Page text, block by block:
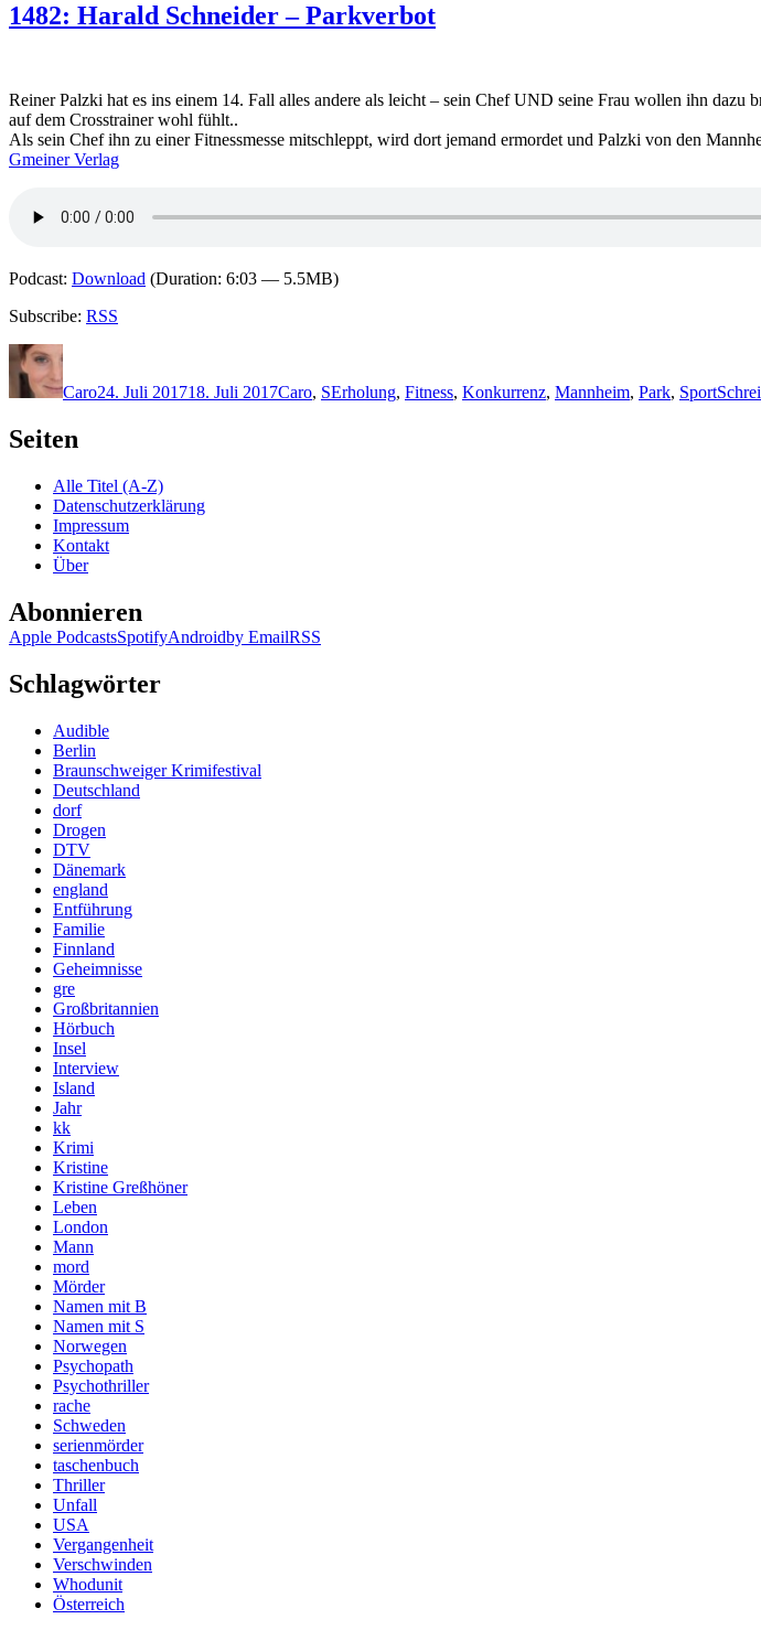
1482: Harald Schneider – Parkverbot
Reiner Palzki hat es ins einem 14. Fall alles andere als leicht – sein Chef UND seine Frau wollen ihn
auf dem Crosstrainer wohl fühlt..
Als sein Chef ihn zu einer Fitnessmesse mitschleppt, wird dort jemand ermordet und Palzki von den
Gmeiner Verlag
Podcast: Download (Duration: 6:03 — 5.5MB)
Subscribe: RSS
Autor
Caro24. Juli 201718. Juli 2017Caro, SErholung, Fitness, Konkurrenz, Mannheim, Park, Sport
Seiten
Alle Titel (A-Z)
Datenschutzerklärung
Impressum
Kontakt
Über
Abonnieren
Apple PodcastsSpotifyAndroidby EmailRSS
Schlagwörter
Audible
Berlin
Braunschweiger Krimifestival
Deutschland
dorf
Drogen
DTV
Dänemark
england
Entführung
Familie
Finnland
Geheimnisse
gre
Großbritannien
Hörbuch
Insel
Interview
Island
Jahr
kk
Krimi
Kristine
Kristine Greßhöner
Leben
London
Mann
mord
Mörder
Namen mit B
Namen mit S
Norwegen
Psychopath
Psychothriller
rache
Schweden
serienmörder
taschenbuch
Thriller
Unfall
USA
Vergangenheit
Verschwinden
Whodunit
Österreich